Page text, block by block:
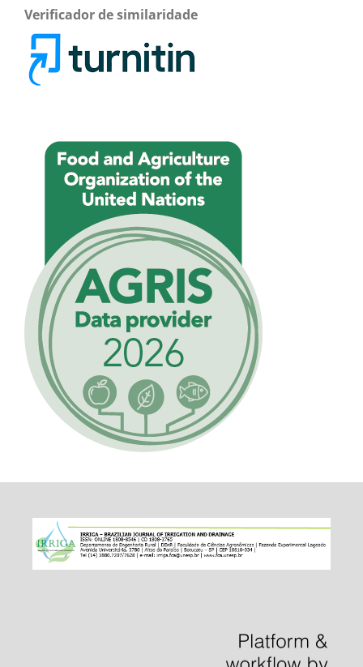
Verificador de similaridade